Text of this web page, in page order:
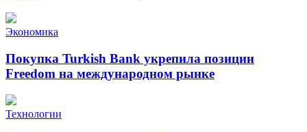
Экономика
Покупка Turkish Bank укрепила позиции
Freedom на международном рынке
Технологии